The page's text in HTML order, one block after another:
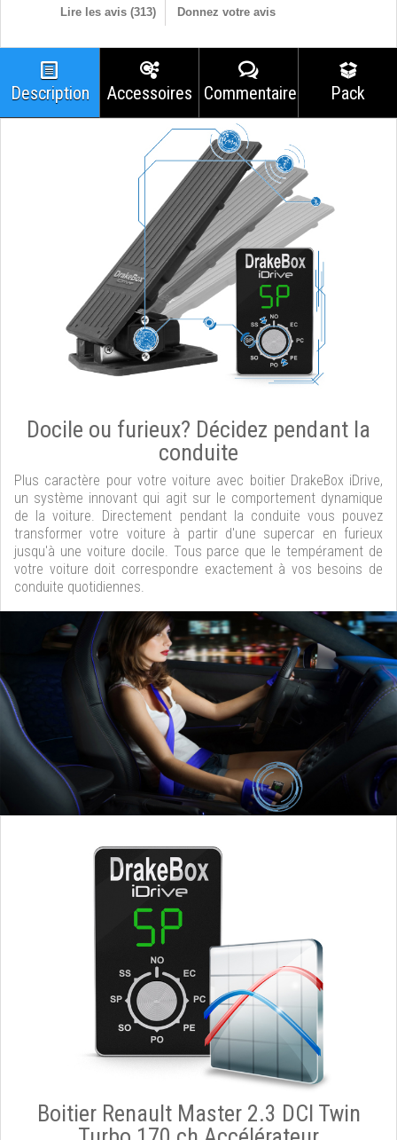
Lire les avis (313) Donnez votre avis
Description Accessoires Commentaires Pack
Docile ou furieux? Décidez pendant la
conduite
Plus caractère pour votre voiture avec boitier DrakeBox iDrive,
un système innovant qui agit sur le comportement dynamique
de la voiture. Directement pendant la conduite vous pouvez
transformer votre voiture à partir d'une supercar en furieux
jusqu'à une voiture docile. Tous parce que le tempérament de
votre voiture doit correspondre exactement à vos besoins de
conduite quotidiennes.
Boitier Renault Master 2.3 DCI Twin